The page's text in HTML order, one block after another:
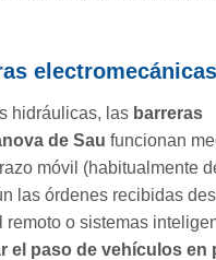
hidráulicas, las barreras
de Sau funcionan
móvil (habitualmente
las órdenes recibidas
remoto o sistemas
el paso de vehículos en